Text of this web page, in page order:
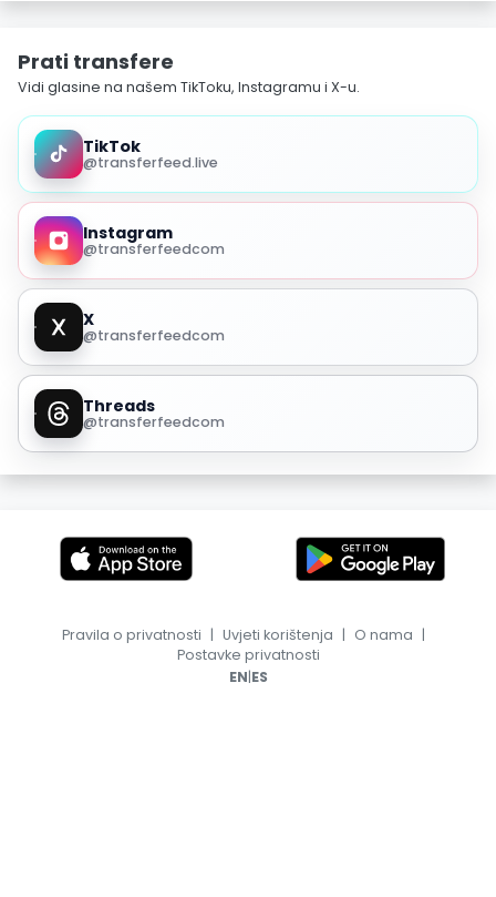
Prati transfere
Vidi glasine na našem TikToku, Instagramu i X-u.
TikTok
@transferfeed.live
Instagram
@transferfeedcom
X
@transferfeedcom
Threads
@transferfeedcom
Pravila o privatnosti | Uvjeti korištenja | O nama |
Postavke privatnosti
EN|ES